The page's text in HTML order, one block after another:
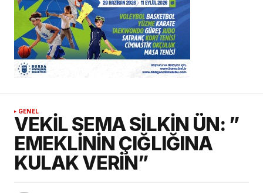
GENEL
VEKİL SEMA SİLKİN ÜN: ”
EMEKLİNİN ÇIĞLIĞINA
KULAK VERİN”